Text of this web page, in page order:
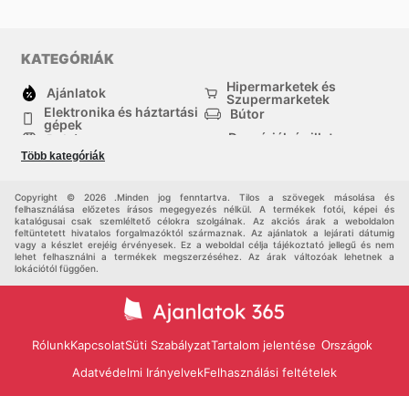
KATEGÓRIÁK
Ajánlatok
Hipermarketek és
Szupermarketek
Elektronika és háztartási
gépek
Bútor
Ruházat
Drogériák és illatszer-
háztartási cikkek
Több kategóriák
Copyright © 2026 .Minden jog fenntartva. Tilos a szövegek másolása és
felhasználása előzetes írásos megegyezés nélkül. A termékek fotói, képei és
katalógusai csak szemléltető célokra szolgálnak. Az akciós árak a weboldalon
feltüntetett hivatalos forgalmazóktól származnak. Az ajánlatok a lejárati dátumig
vagy a készlet erejéig érvényesek. Ez a weboldal célja tájékoztató jellegű és nem
lehet felhasználni a termékek megszerzéséhez. Az árak változóak lehetnek a
lokációtól függően.
RólunkKapcsolatSüti SzabályzatTartalom jelentése Országok
Adatvédelmi IrányelvekFelhasználási feltételek